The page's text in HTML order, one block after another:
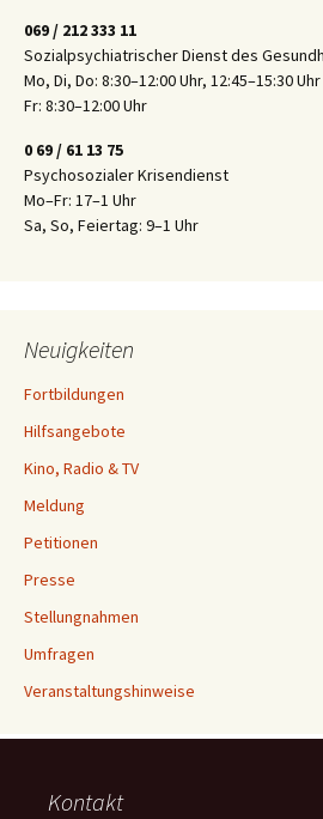
069 / 212 333 11
Sozialpsychiatrischer Dienst des
Mo, Di, Do: 8:30–12:00 Uhr, 12:45–15:30 Uhr
Fr: 8:30–12:00 Uhr
0 69 / 61 13 75
Psychosozialer Krisendienst
Mo–Fr: 17–1 Uhr
Sa, So, Feiertag: 9–1 Uhr
Neuigkeiten
Fortbildungen
Hilfsangebote
Kino, Radio & TV
Meldung
Petitionen
Presse
Stellungnahmen
Umfragen
Veranstaltungshinweise
Kontakt